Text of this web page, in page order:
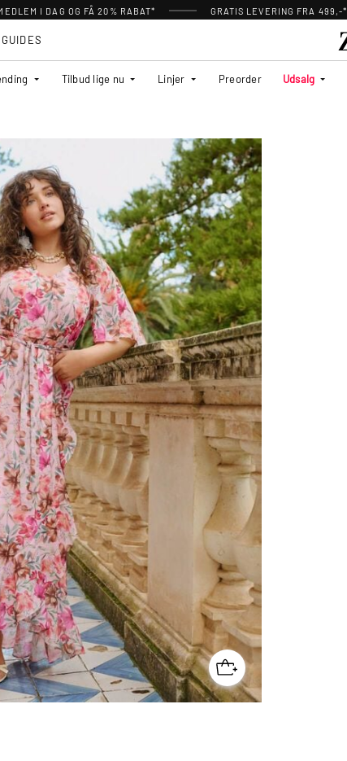
I DAG OG FÅ 20% RABAT* GRATIS LEVERING FRA 499,-*
Tilbud lige nu Linjer Preorder Udsalg
GUIDES